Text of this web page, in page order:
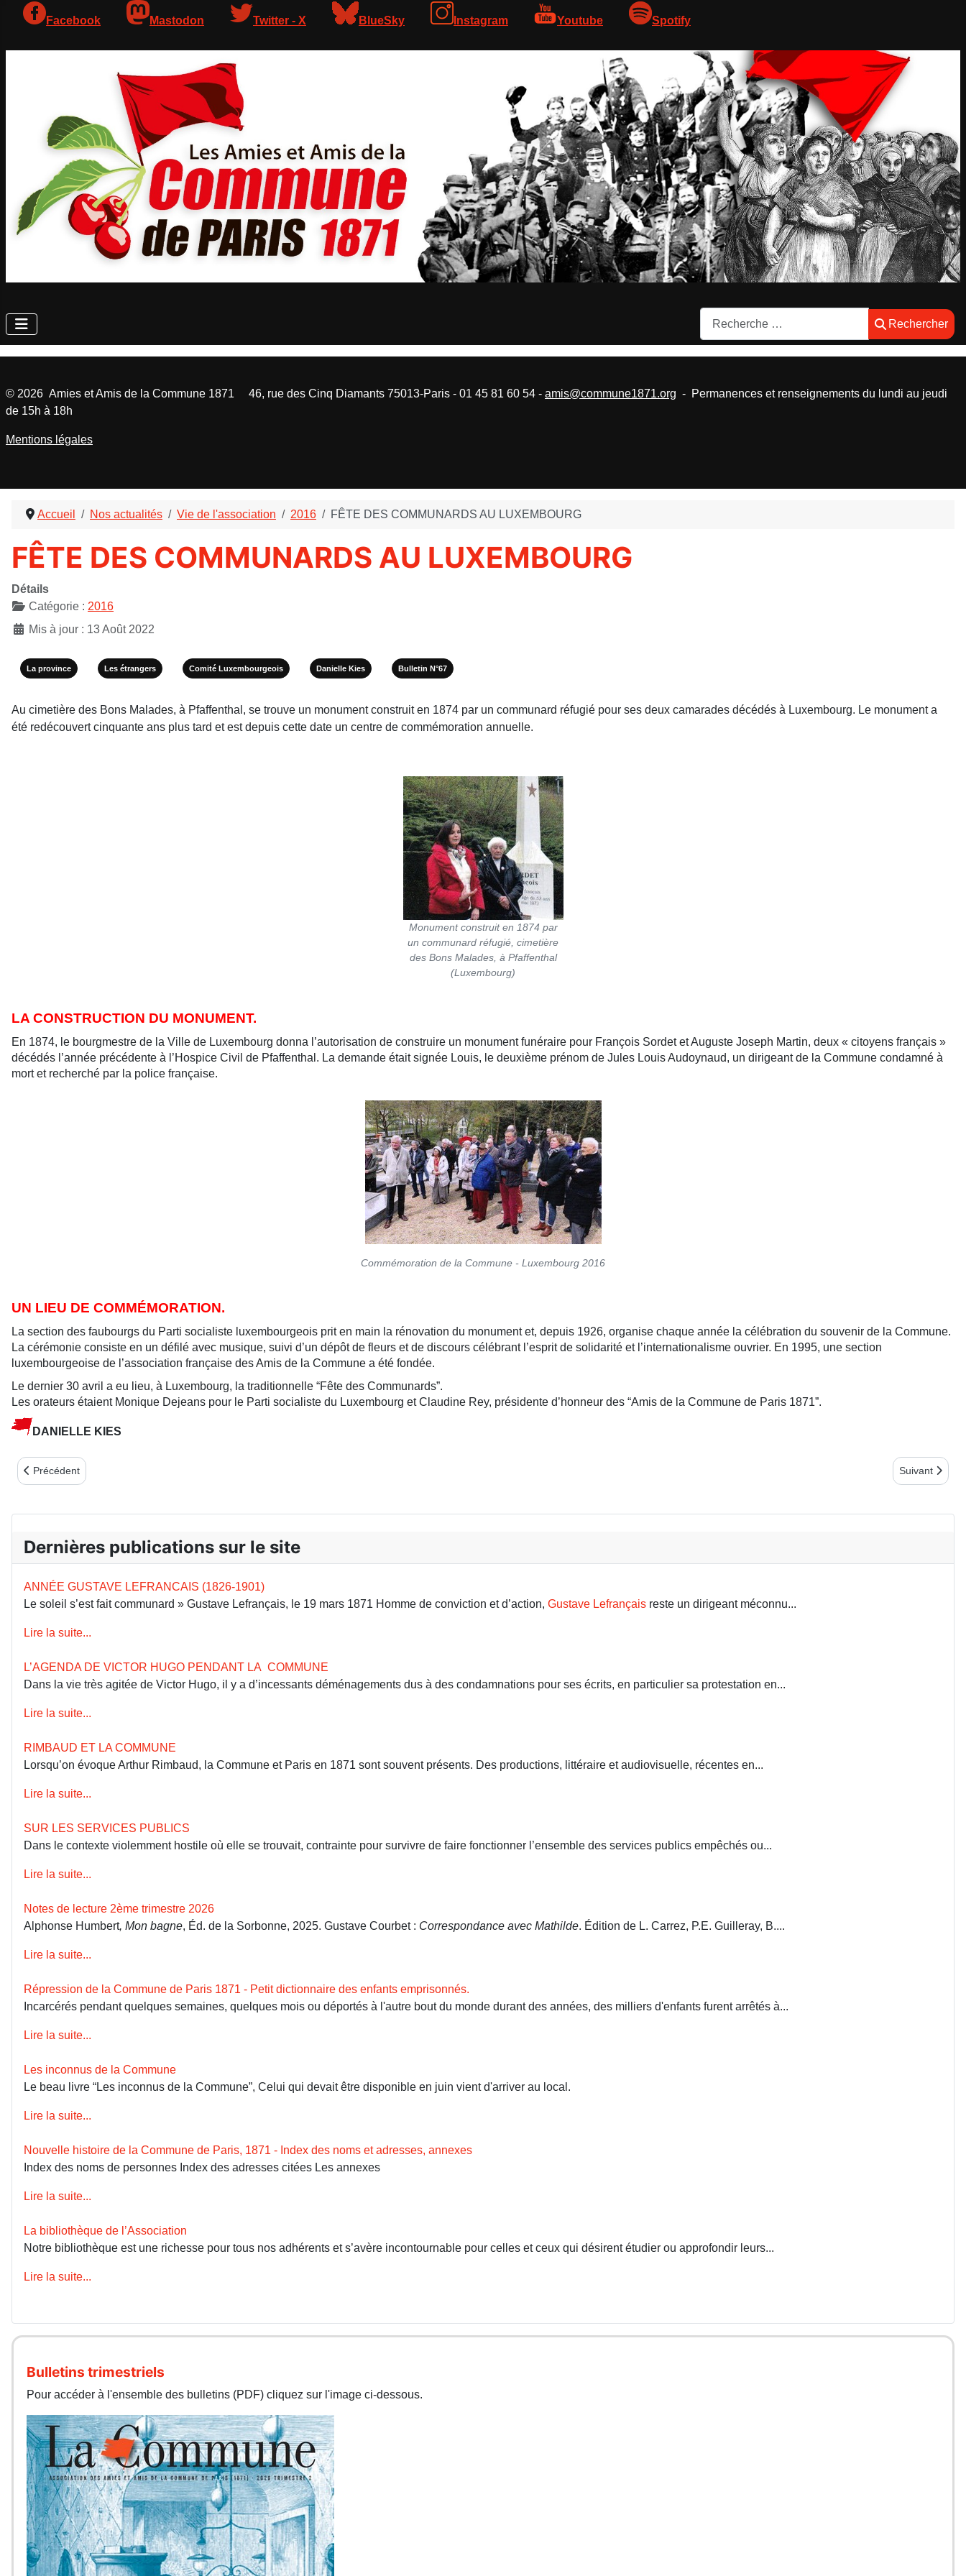
Facebook Mastodon Twitter - X BlueSky Instagram Youtube Spotify
Rechercher
Rechercher
Accueil Nos actualités Vie de l'association 2016 FÊTE DES COMMUNARDS AU LUXEMBOURG
FÊTE DES COMMUNARDS AU LUXEMBOURG
Détails
Catégorie : 2016
Mis à jour : 13 Août 2022
La province Les étrangers Comité Luxembourgeois Danielle Kies Bulletin N°67
Au cimetière des Bons Malades, à Pfaffenthal, se trouve un monument construit en 1874 par un communard réfugié pour ses deux camarades décédés à Luxembourg. Le monument a
été redécouvert cinquante ans plus tard et est depuis cette date un centre de commémoration annuelle.
Monument construit en 1874 par
un communard réfugié, cimetière
des Bons Malades, à Pfaffenthal
(Luxembourg)
LA CONSTRUCTION DU MONUMENT.
En 1874, le bourgmestre de la Ville de Luxembourg donna l’autorisation de construire un monument funéraire pour François Sordet et Auguste Joseph Martin, deux « citoyens français »
décédés l’année précédente à l’Hospice Civil de Pfaffenthal. La demande était signée Louis, le deuxième prénom de Jules Louis Audoynaud, un dirigeant de la Commune condamné à
mort et recherché par la police française.
Commémoration de la Commune - Luxembourg 2016
UN LIEU DE COMMÉMORATION.
La section des faubourgs du Parti socialiste luxembourgeois prit en main la rénovation du monument et, depuis 1926, organise chaque année la célébration du souvenir de la Commune.
La cérémonie consiste en un défilé avec musique, suivi d’un dépôt de fleurs et de discours célébrant l’esprit de solidarité et l’internationalisme ouvrier. En 1995, une section
luxembourgeoise de l’association française des Amis de la Commune a été fondée.
Le dernier 30 avril a eu lieu, à Luxembourg, la traditionnelle “Fête des Communards”.
Les orateurs étaient Monique Dejeans pour le Parti socialiste du Luxembourg et Claudine Rey, présidente d’honneur des “Amis de la Commune de Paris 1871”.
DANIELLE KIES
Article précédent : LA COMMUNE À L’HONNEUR À ISSOUDUN
Précédent Article suivant
Suivant
Dernières publications sur le site
ANNÉE GUSTAVE LEFRANCAIS (1826-1901)
Le soleil s’est fait communard » Gustave Lefrançais, le 19 mars 1871 Homme de conviction et d’action, Gustave Lefrançais reste un dirigeant méconnu...
Lire la suite...
L’AGENDA DE VICTOR HUGO PENDANT LA COMMUNE
Dans la vie très agitée de Victor Hugo, il y a d’incessants déménagements dus à des condamnations pour ses écrits, en particulier sa protestation en...
Lire la suite...
RIMBAUD ET LA COMMUNE
Lorsqu’on évoque Arthur Rimbaud, la Commune et Paris en 1871 sont souvent présents. Des productions, littéraire et audiovisuelle, récentes en...
Lire la suite...
SUR LES SERVICES PUBLICS
Dans le contexte violemment hostile où elle se trouvait, contrainte pour survivre de faire fonctionner l’ensemble des services publics empêchés ou...
Lire la suite...
Notes de lecture 2ème trimestre 2026
Alphonse Humbert, Mon bagne, Éd. de la Sorbonne, 2025. Gustave Courbet : Correspondance avec Mathilde. Édition de L. Carrez, P.E. Guilleray, B....
Lire la suite...
Répression de la Commune de Paris 1871 - Petit dictionnaire des enfants emprisonnés.
Incarcérés pendant quelques semaines, quelques mois ou déportés à l'autre bout du monde durant des années, des milliers d'enfants furent arrêtés à...
Lire la suite...
Les inconnus de la Commune
Le beau livre “Les inconnus de la Commune”, Celui qui devait être disponible en juin vient d'arriver au local.
Lire la suite...
Nouvelle histoire de la Commune de Paris, 1871 - Index des noms et adresses, annexes
Index des noms de personnes Index des adresses citées Les annexes
Lire la suite...
La bibliothèque de l’Association
Notre bibliothèque est une richesse pour tous nos adhérents et s’avère incontournable pour celles et ceux qui désirent étudier ou approfondir leurs...
Lire la suite...
Bulletins trimestriels
Pour accéder à l'ensemble des bulletins (PDF) cliquez sur l'image ci-dessous.
© 2026 Amies et Amis de la Commune 1871 46, rue des Cinq Diamants 75013-Paris - 01 45 81 60 54 - amis@commune1871.org - Permanences et renseignements du lundi au jeudi
de 15h à 18h
Mentions légales